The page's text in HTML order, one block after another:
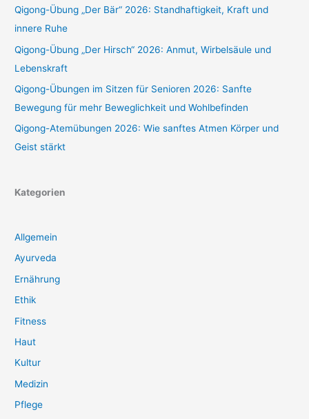
Qigong-Übung „Der Bär“ 2026: Standhaftigkeit, Kraft und
innere Ruhe
Qigong-Übung „Der Hirsch“ 2026: Anmut, Wirbelsäule und
Lebenskraft
Qigong-Übungen im Sitzen für Senioren 2026: Sanfte
Bewegung für mehr Beweglichkeit und Wohlbefinden
Qigong-Atemübungen 2026: Wie sanftes Atmen Körper und
Geist stärkt
Kategorien
Allgemein
Ayurveda
Ernährung
Ethik
Fitness
Haut
Kultur
Medizin
Pflege